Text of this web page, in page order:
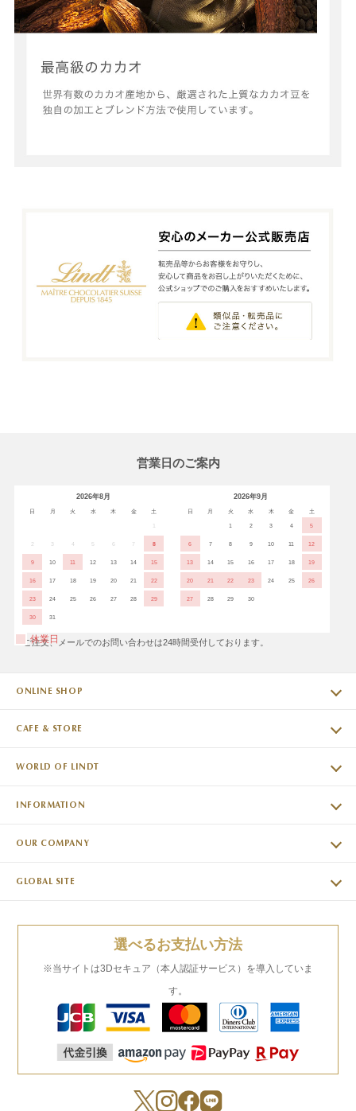
営業日のご案内
2026年8月
日 月 火 水 木 金 土
2 3 4 5 6 7 8
9 10 11 12 13 14 15
16 17 18 19 20 21 22
23 24 25 26 27 28 29
30 31
2026年9月
日 月 火 水 木 金 土
1 2 3 4 5
6 7 8 9 10 11 12
13 14 15 16 17 18 19
20 21 22 23 24 25 26
27 28 29 30
休業日
※ご注文、メールでのお問い合わせは24時間受付しております。
ONLINE SHOP
CAFE & STORE
WORLD OF LINDT
INFORMATION
OUR COMPANY
GLOBAL SITE
選べるお支払い方法
※当サイトは3Dセキュア（本人認証サービス）を導入していま
す。